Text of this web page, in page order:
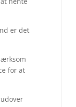
er det
for at